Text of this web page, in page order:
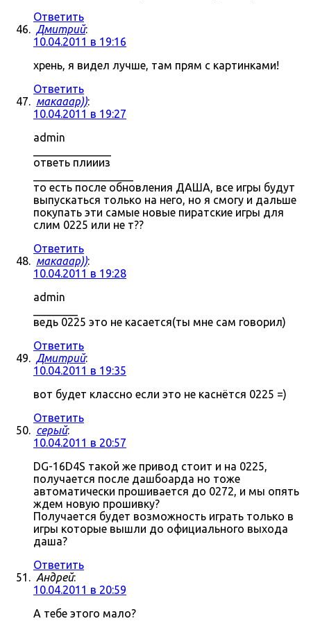
Ответить
Дмитрий:
10.04.2011 в 19:16
хрень, я видел лучше, там прям с картинками!
Ответить
макааар)):
10.04.2011 в 19:27
admin
ответь плиииз
то есть после обновления ДАША, все игры будут
выпускаться только на него, но я смогу и дальше
покупать эти самые новые пиратские игры для
слим 0225 или не т??
Ответить
макааар)):
10.04.2011 в 19:28
admin
ведь 0225 это не касается(ты мне сам говорил)
Ответить
Дмитрий:
10.04.2011 в 19:35
вот будет классно если это не каснётся 0225 =)
Ответить
серый:
10.04.2011 в 20:57
DG-16D4S такой же привод стоит и на 0225,
получается после дашбоарда но тоже
автоматически прошивается до 0272, и мы опять
ждем новую прошивку?
Получается будет возможность играть только в
игры которые вышли до официального выхода
даша?
Ответить
Андрей:
10.04.2011 в 20:59
А тебе этого мало?